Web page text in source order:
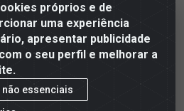
próprios e de
uma experiência
apresentar publicidade
o seu perfil e melhorar a
não essenciais
- Rua Deputado Jesse Ferreira
Propriá/SE - CEP 49.900-000 -
0001-88